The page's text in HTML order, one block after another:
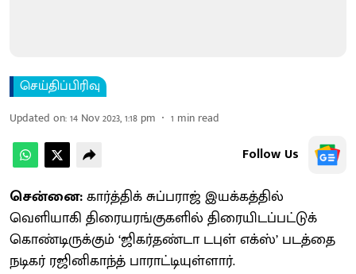
செய்திப்பிரிவு
Updated on:14 Nov 2023, 1:18 pm 1 min read
Follow Us
சென்னை:கார்த்திக் சுப்பராஜ் இயக்கத்தில்
வெளியாகி திரையரங்குகளில் திரையிடப்பட்டுக்
கொண்டிருக்கும் ‘ஜிகர்தண்டா டபுள் எக்ஸ்’ படத்தை
நடிகர் ரஜினிகாந்த் பாராட்டியுள்ளார்.